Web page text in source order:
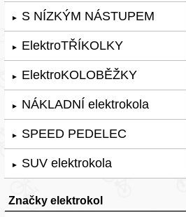
► S NÍZKÝM NÁSTUPEM
► ElektroTŘÍKOLKY
► ElektroKOLOBĚŽKY
► NÁKLADNÍ elektrokola
► SPEED PEDELEC
► SUV elektrokola
Značky elektrokol